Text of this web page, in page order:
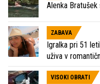
Alenka
ZABAVA
Igralka pri 51
uživa v
VISOKI OBRATI